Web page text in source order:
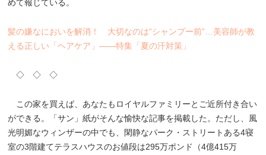
めて報じている。
髪の嫌なにおいを解消！ 大切なのは“シャンプー前”…美容師が教
える正しい「ヘアケア」――特集「夏の汗対策」
◇ ◇ ◇
この家を買えば、あなたもロイヤルファミリーとご近所付き合い
ができる。「サン」紙がそんな愉快な記事を掲載した。ただし、風
光明媚なウィンザーの中でも、閑静なパーク・ストリートある4寝
室の3階建てテラスハウスのお値段は295万ポンド（4億415万